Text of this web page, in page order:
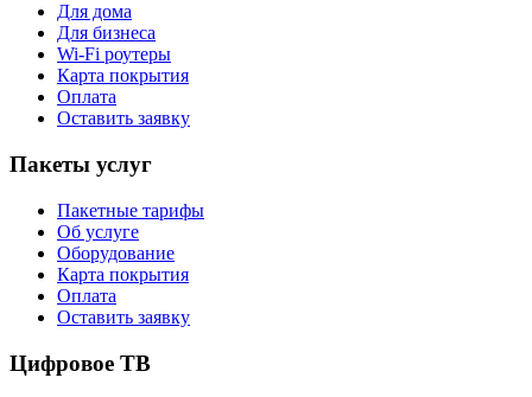
Для дома
Для бизнеса
Wi-Fi роутеры
Карта покрытия
Оплата
Оставить заявку
Пакеты услуг
Пакетные тарифы
Об услуге
Оборудование
Карта покрытия
Оплата
Оставить заявку
Цифровое ТВ